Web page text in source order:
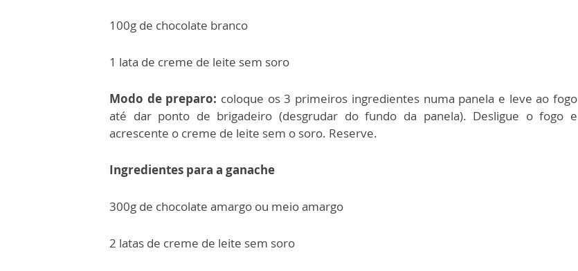
100g de chocolate branco
1 lata de creme de leite sem soro
Modo de preparo: coloque os 3 primeiros ingredientes numa panela e leve ao fogo
até dar ponto de brigadeiro (desgrudar do fundo da panela). Desligue o fogo e
acrescente o creme de leite sem o soro. Reserve.
Ingredientes para a ganache
300g de chocolate amargo ou meio amargo
2 latas de creme de leite sem soro